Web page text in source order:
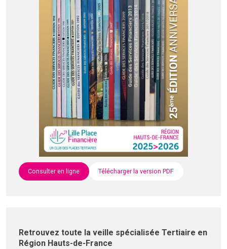
Consulter en ligne Télécharger la version PDF
Retrouvez toute la veille spécialisée Tertiaire en
Région Hauts-de-France